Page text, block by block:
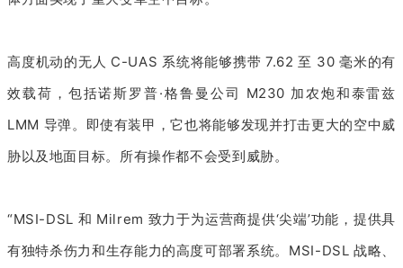
高度机动的无人 C-UAS 系统将能够携带 7.62 至 30 毫米的有
效载荷，包括诺斯罗普·格鲁曼公司 M230 加农炮和泰雷兹
LMM 导弹。即使有装甲，它也将能够发现并打击更大的空中威
胁以及地面目标。所有操作都不会受到威胁。
“MSI-DSL 和 Milrem 致力于为运营商提供‘尖端’功能，提供具
有独特杀伤力和生存能力的高度可部署系统。MSI-DSL 战略、